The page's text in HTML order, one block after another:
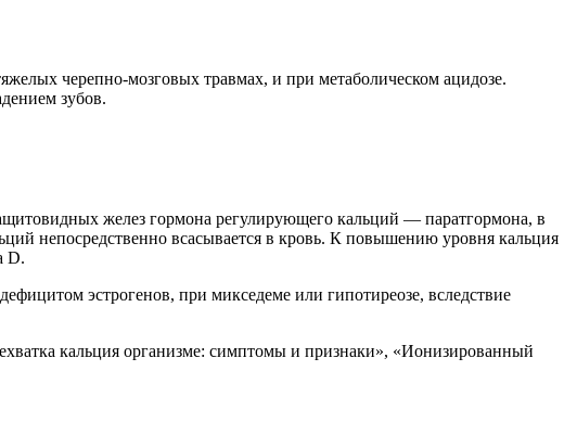
черепно-мозговых травмах, и при метаболическом ацидозе.
зубов.
желез гормона регулирующего кальций — паратгормона, в
непосредственно всасывается в кровь. К повышению уровня кальция
D.
эстрогенов, при микседеме или гипотиреозе, вследствие
кальция организме: симптомы и признаки», «Ионизированный